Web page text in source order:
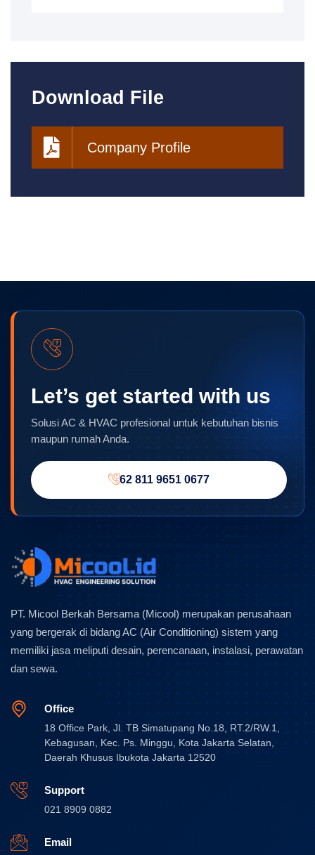
Download File
Company Profile
Let’s get started with us
Solusi AC & HVAC profesional untuk kebutuhan bisnis
maupun rumah Anda.
62 811 9651 0677
PT. Micool Berkah Bersama (Micool) merupakan perusahaan
yang bergerak di bidang AC (Air Conditioning) sistem yang
memiliki jasa meliputi desain, perencanaan, instalasi, perawatan
dan sewa.
Office
18 Office Park, Jl. TB Simatupang No.18, RT.2/RW.1,
Kebagusan, Kec. Ps. Minggu, Kota Jakarta Selatan,
Daerah Khusus Ibukota Jakarta 12520
Support
021 8909 0882
Email